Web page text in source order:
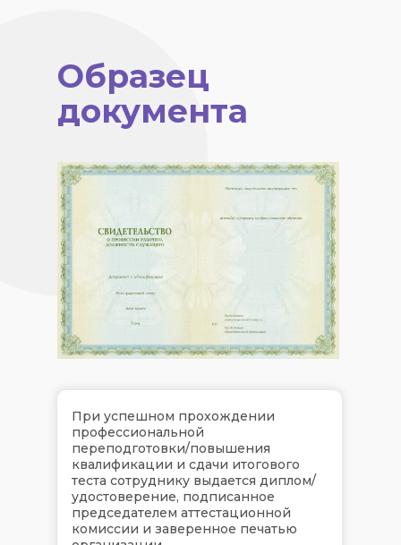
Образец
документа
При успешном прохождении
профессиональной
переподготовки/повышения
квалификации и сдачи итогового
теста сотруднику выдается диплом/
удостоверение, подписанное
председателем аттестационной
комиссии и заверенное печатью